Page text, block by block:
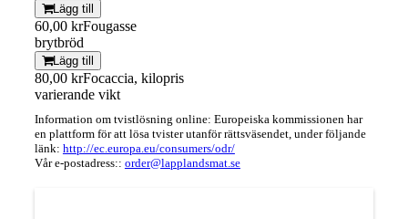
Lägg till
60,00 krFougasse
brytbröd
Lägg till
80,00 krFocaccia, kilopris
varierande vikt
Information om tvistlösning online: Europeiska kommissionen har
en plattform för att lösa tvister utanför rättsväsendet, under följande
länk: http://ec.europa.eu/consumers/odr/
Vår e-postadress:: order@lapplandsmat.se